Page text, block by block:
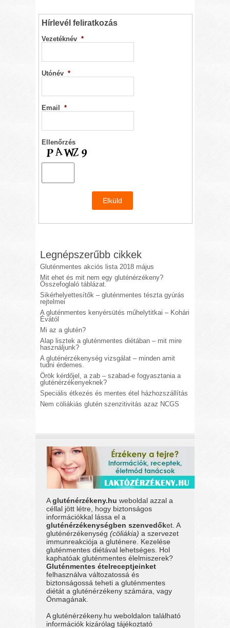
Hírlevél feliratkozás
Vezetéknév *
Utónév *
Email *
Ellenőrzés
Legnépszerűbb cikkek
Gluténmentes akciós lista 2018 május
Mit ehet és mit nem egy gluténérzékeny?
Összefoglaló táblázat.
Sikérhelyettesítők – gluténmentes tészta gyúrás
rejtelmei
A gluténmentes kenyérsütés műhelytitkai – Kohári
Évától
Mi az a glutén?
Alap lisztek a gluténmentes diétában – mit mire
használjunk?
A gluténérzékenység vizsgálat – minden amit
tudni érdemes.
Örök kérdőjel, a zab – szabad-e fogyasztania a
gluténérzékenyeknek?
Speciális étkezés és mentes étel házhozszállítás
Nem cöliákiás glutén szenzitivitás azaz NCGS
Agluténérzékeny.hu weboldal azzal a
céllal jött létre, hogy biztonságos
információkkal lássa el a
gluténérzékenységben szenvedőket. A
gluténérzékenység(cöliákia) a szervezet
immunreakciója a gluténere. Kezelése
gluténmentes diétával lehetséges. Hol
kaphatóak gluténmentes élelmiszerek?
Gluténmentes ételreceptjeinket
felhasználva változatossá és
biztonságossá teheti a gluténmentes
diétát a gluténérzékeny számára, vagy
Önmagának.
A gluténérzékeny.hu weboldalon található
információk kizárólag tájékoztató